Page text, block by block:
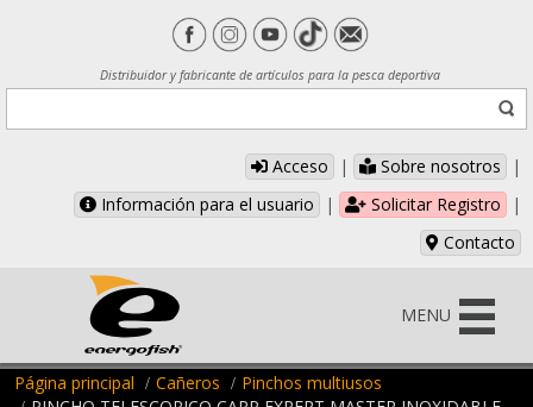
Distribuidor y fabricante de artículos para la pesca deportiva
Acceso | Sobre nosotros
|
Información para el usuario
| Solicitar Registro
|
Contacto
MENU
Página principal Cañeros
Pinchos multiusos